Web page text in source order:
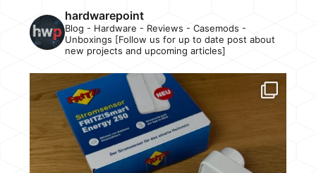
hardwarepoint
Blog - Hardware - Reviews - Casemods -
Unboxings [Follow us for up to date post about
new projects and upcoming articles]